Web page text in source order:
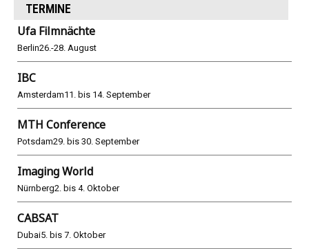
TERMINE
Ufa Filmnächte
Berlin26.-28. August
IBC
Amsterdam11. bis 14. September
MTH Conference
Potsdam29. bis 30. September
Imaging World
Nürnberg2. bis 4. Oktober
CABSAT
Dubai5. bis 7. Oktober